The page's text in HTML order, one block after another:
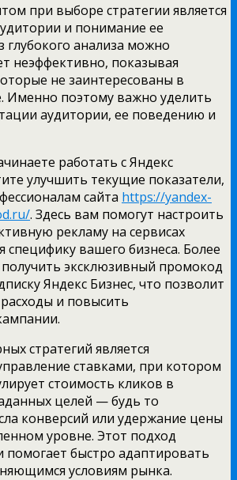
при выборе стратегии является
и понимание ее
глубокого анализа можно
неэффективно, показывая
не заинтересованы в
Именно поэтому важно уделить
аудитории, ее поведению и
работать с Яндекс
улучшить текущие показатели,
сайта https://yandex-
. Здесь вам помогут настроить
рекламу на сервисах
специфику вашего бизнеса. Более
эксклюзивный промокод
Яндекс Бизнес, что позволит
и повысить
стратегий является
ставками, при котором
стоимость кликов в
целей — будь то
конверсий или удержание цены
уровне. Этот подход
помогает быстро адаптировать
условиям рынка.